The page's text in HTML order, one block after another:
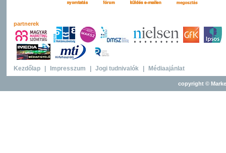
partnerek
Kezdőlap Impresszum Jogi tudnivalók Médiaajánlat
copyright ©